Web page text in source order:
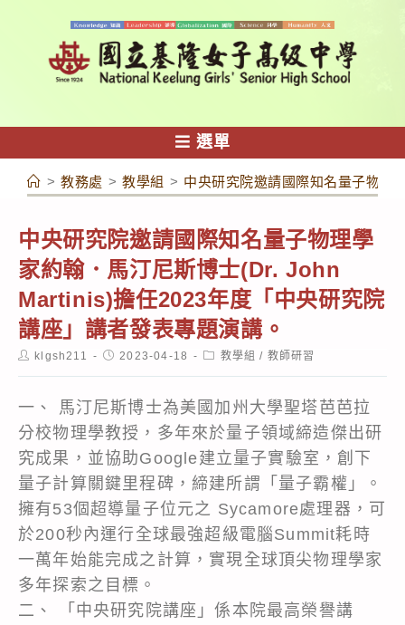
容
選單
> 教務處 > 教學組 > 中央研究院邀請國際知名量子物理
中央研究院邀請國際知名量子物理學
家約翰．馬汀尼斯博士(Dr. John
Martinis)擔任2023年度「中央研究院
講座」講者發表專題演講。
Postklgsh211
Post2023-04-18
Post教學組 / 教師研習
一、 馬汀尼斯博士為美國加州大學聖塔芭芭拉
分校物理學教授，多年來於量子領域締造傑出研
究成果，並協助Google建立量子實驗室，創下
量子計算關鍵里程碑，締建所謂「量子霸權」。
擁有53個超導量子位元之 Sycamore處理器，可
於200秒內運行全球最強超級電腦Summit耗時
一萬年始能完成之計算，實現全球頂尖物理學家
多年探索之目標。
二、 「中央研究院講座」係本院最高榮譽講